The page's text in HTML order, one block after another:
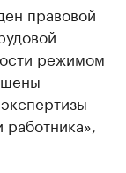
правовой
режимом